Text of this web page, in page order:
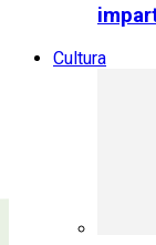
Cultura